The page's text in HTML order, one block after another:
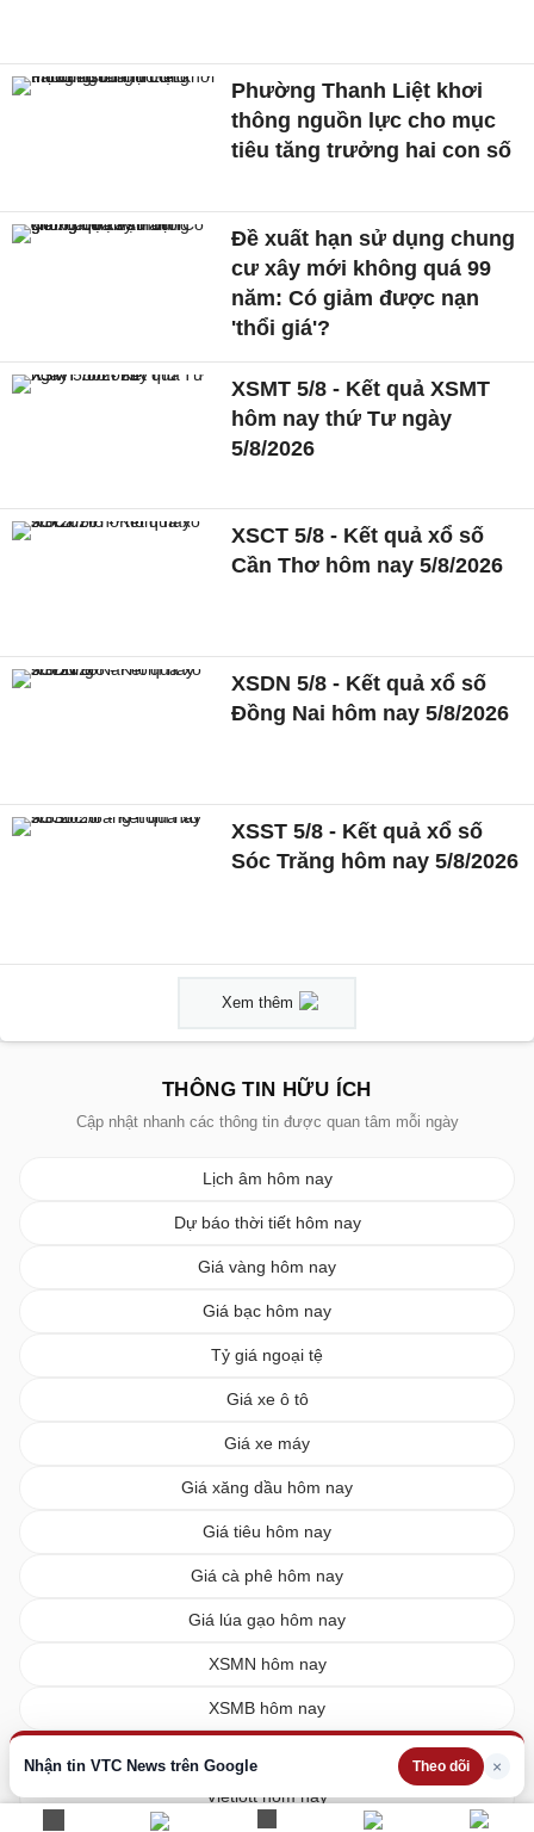
Nhận tin VTC News trên Google Theo dõi ×
Phường Thanh Liệt khơi
thông nguồn lực cho mục
tiêu tăng trưởng hai con số
Đề xuất hạn sử dụng chung
cư xây mới không quá 99
năm: Có giảm được nạn
'thổi giá'?
XSMT 5/8 - Kết quả XSMT
hôm nay thứ Tư ngày
5/8/2026
XSCT 5/8 - Kết quả xổ số
Cần Thơ hôm nay 5/8/2026
XSDN 5/8 - Kết quả xổ số
Đồng Nai hôm nay 5/8/2026
XSST 5/8 - Kết quả xổ số
Sóc Trăng hôm nay 5/8/2026
Xem thêm
THÔNG TIN HỮU ÍCH
Cập nhật nhanh các thông tin được quan tâm mỗi ngày
Lịch âm hôm nay
Dự báo thời tiết hôm nay
Giá vàng hôm nay
Giá bạc hôm nay
Tỷ giá ngoại tệ
Giá xe ô tô
Giá xe máy
Giá xăng dầu hôm nay
Giá tiêu hôm nay
Giá cà phê hôm nay
Giá lúa gạo hôm nay
XSMN hôm nay
XSMB hôm nay
Vietlott hôm nay